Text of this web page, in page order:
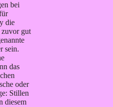
bei
die
gut
sein.
das
oder
Stillen
diesem